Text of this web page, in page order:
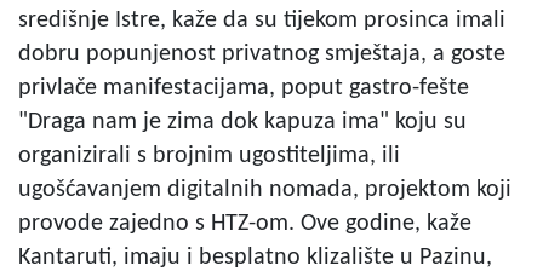
središnje Istre, kaže da su tijekom prosinca imali
dobru popunjenost privatnog smještaja, a goste
privlače manifestacijama, poput gastro-fešte
"Draga nam je zima dok kapuza ima" koju su
organizirali s brojnim ugostiteljima, ili
ugošćavanjem digitalnih nomada, projektom koji
provode zajedno s HTZ-om. Ove godine, kaže
Kantaruti, imaju i besplatno klizalište u Pazinu,